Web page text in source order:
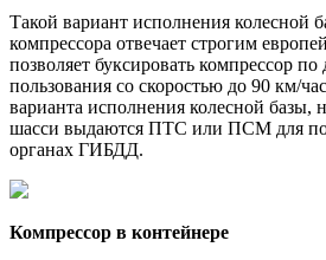
Такой вариант исполнения колесной
компрессора отвечает строгим
позволяет буксировать компрессор
пользования со скоростью до 90 км/
варианта исполнения колесной базы,
шасси выдаются ПТС или ПСМ для
органах ГИБДД.
Компрессор в контейнере